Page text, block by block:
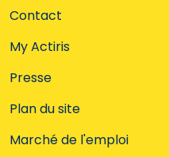
Contact
My Actiris
Presse
Plan du site
Marché de l'emploi